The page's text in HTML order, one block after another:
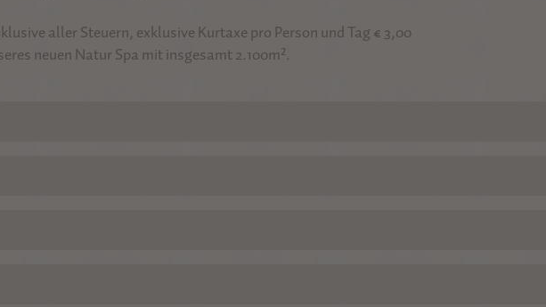
aller Steuern, exklusive Kurtaxe pro Person und Tag € 3,00
neuen Natur Spa mit insgesamt 2.100m².